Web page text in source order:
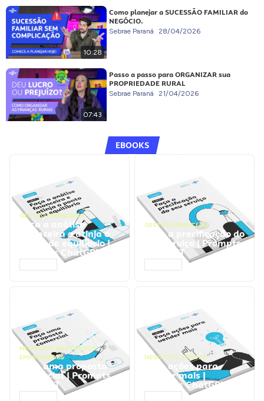
10:28
Como planejar a SUCESSÃO FAMILIAR do
NEGÓCIO.
Sebrae Paraná 28/04/2026
07:43
Passo a passo para ORGANIZAR sua
PROPRIEDADE RURAL
Sebrae Paraná 21/04/2026
EBOOKS
GESTÃO FINANCEIRA
Faça a análise
financeira e atinja o
ponto de equilíbrio |
Prompts ChatGPT
GESTÃO FINANCEIRA
Faça a precificação do
seu serviço | Prompts
ChatGPT
NEGÓCIOS, PROCESSOS
EMPRESARIAIS
Faça uma proposta
comercial | Prompts
ChatGPT
NEGÓCIOS, VENDAS
Faça ações para
vender mais |
Prompts ChatGPT